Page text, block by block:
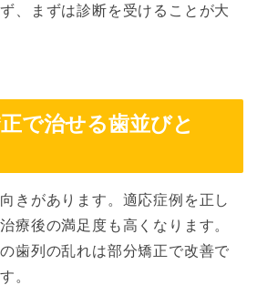
、まずは診断を受けることが大
で治せる歯並びと
きがあります。適応症例を正し
療後の満足度も高くなります。
歯列の乱れは部分矯正で改善で
。